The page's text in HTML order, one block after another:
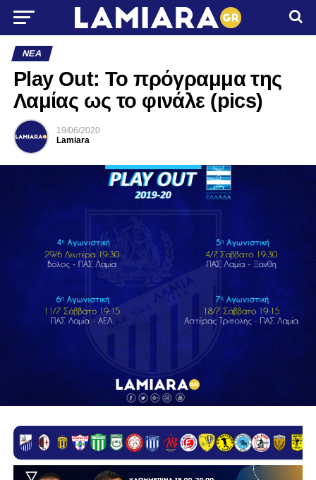
ΝΈΑ
Play Out: Το πρόγραμμα της
Λαμίας ως το φινάλε (pics)
19/06/2020
Lamiara